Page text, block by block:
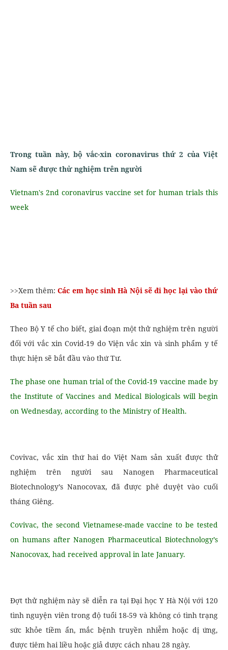
Trong tuần này, bộ vắc-xin coronavirus thứ 2 của Việt
Nam sẽ được thử nghiệm trên người
Vietnam's 2nd coronavirus vaccine set for human trials this
week
>>Xem thêm:Các em học sinh Hà Nội sẽ đi học lại vào thứ
Ba tuần sau
Theo Bộ Y tế cho biết, giai đoạn một thử nghiệm trên người
đối với vắc xin Covid-19 do Viện vắc xin và sinh phẩm y tế
thực hiện sẽ bắt đầu vào thứ Tư.
The phase one human trial of the Covid-19 vaccine made by
the Institute of Vaccines and Medical Biologicals will begin
on Wednesday, according to the Ministry of Health.
Covivac, vắc xin thứ hai do Việt Nam sản xuất được thử
nghiệm trên người sau Nanogen Pharmaceutical
Biotechnology’s Nanocovax, đã được phê duyệt vào cuối
tháng Giêng.
Covivac, the second Vietnamese-made vaccine to be tested
on humans after Nanogen Pharmaceutical Biotechnology’s
Nanocovax, had received approval in late January.
Đợt thử nghiệm này sẽ diễn ra tại Đại học Y Hà Nội với 120
tình nguyện viên trong độ tuổi 18-59 và không có tình trạng
sức khỏe tiềm ẩn, mắc bệnh truyền nhiễm hoặc dị ứng,
được tiêm hai liều hoặc giả dược cách nhau 28 ngày.